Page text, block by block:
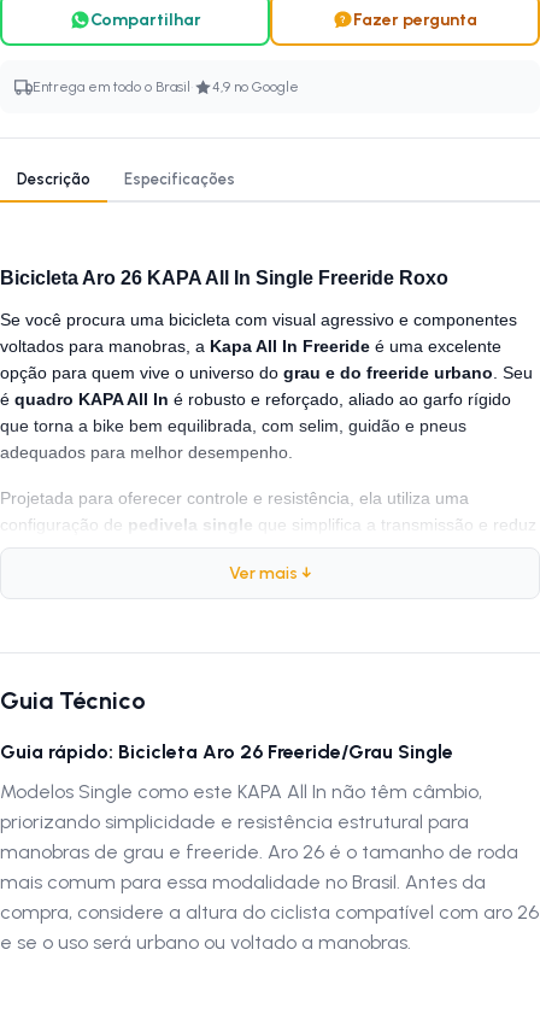
Compartilhar Fazer pergunta
Entrega em todo o Brasil · 4,9 no Google
Descrição Especificações
Bicicleta Aro 26 KAPA All In Single Freeride Roxo
Se você procura uma bicicleta com visual agressivo e componentes
voltados para manobras, a Kapa All In Freeride é uma excelente
opção para quem vive o universo do grau e do freeride urbano . Seu
é quadro KAPA All In é robusto e reforçado, aliado ao garfo rígido
que torna a bike bem equilibrada, com selim, guidão e pneus
adequados para melhor desempenho.
Projetada para oferecer controle e resistência, ela utiliza uma
configuração de pedivela single que simplifica a transmissão e reduz
a necessidade de manutenção. O garfo rígido torna a frente mais leve
para levantar grau, enquanto ofreio hidráulico
mais precisas para aumentar a confiança durante a pilotagem.
O conjunto é finalizado comrodas 26 montadasem Aros Avalanch
componentes pensados para quem busca uma bicicleta estilosa,
Ficha Técnica
Quadro 26 Kapa All In - Aluminio com pontos de reforços
Cor Roxa com adesivos relevo branco
Garfo 26 Rígido KAPA Ahead Set Preto Over
Guidão Aço DH KALIN Voador 31,8X800mm Preto
Manopla BMX 165mm Preto
Ver mais ↓
Guia Técnico
Guia rápido: Bicicleta Aro 26 Freeride/Grau Single
Modelos Single como este KAPA All In não têm câmbio,
priorizando simplicidade e resistência estrutural para
manobras de grau e freeride. Aro 26 é o tamanho de roda
mais comum para essa modalidade no Brasil. Antes da
compra, considere a altura do ciclista compatível com aro 26
e se o uso será urbano ou voltado a manobras.